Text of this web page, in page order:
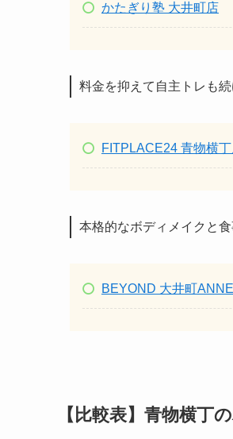
かたぎり塾 大井町店
料金を抑えて自主トレも
FITPLACE24 青物横
本格的なボディメイクと
BEYOND 大井町
【比較表】青物横丁